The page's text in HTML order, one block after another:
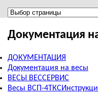
Меню
Документация
ДОКУМЕНТАЦИЯ
Документация на весы
ВЕСЫ ВЕССЕРВИС
Весы ВСП-